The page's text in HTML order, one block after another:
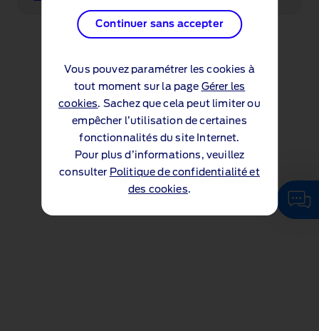
Continuer sans accepter
Vous pouvez paramétrer les cookies à
tout moment sur la page Gérer les
cookies. Sachez que cela peut limiter ou
empêcher l’utilisation de certaines
fonctionnalités du site Internet.
Pour plus d’informations, veuillez
consulter Politique de confidentialité et
des cookies.